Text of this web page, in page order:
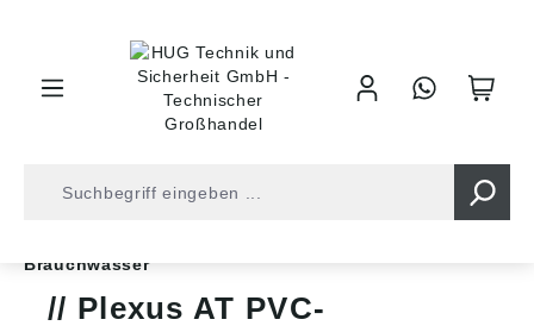
Brauchwasser
Plexus AT PVC-